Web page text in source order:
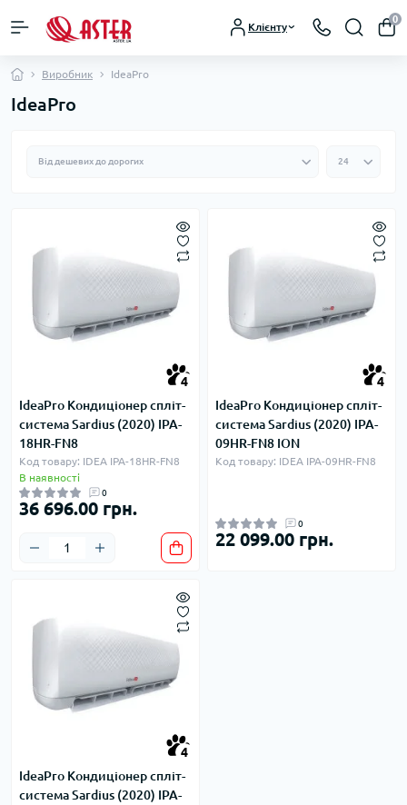
Клієнту
0
Виробник IdeaPro
IdeaPro
4
IdeaPro Кондиціонер спліт-
система Sardius (2020) IPA-
18HR-FN8
Код товару: IDEA IPA-18HR-FN8
В наявності
0
36 696.00 грн.
4
IdeaPro Кондиціонер спліт-
система Sardius (2020) IPA-
09HR-FN8 ION
Код товару: IDEA IPA-09HR-FN8
0
22 099.00 грн.
4
IdeaPro Кондиціонер спліт-
система Sardius (2020) IPA-